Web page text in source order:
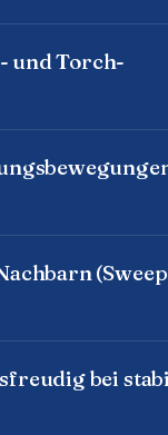
und Torch-
bei